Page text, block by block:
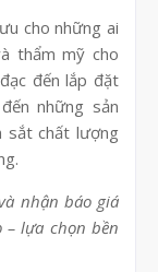
cho những ai
thẩm mỹ cho
đến lắp đặt
những sản
sắt chất lượng
nhận báo giá
lựa chọn bền